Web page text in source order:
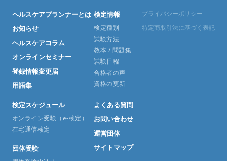
ヘルスケアプランナーとは
お知らせ
ヘルスケアコラム
オンラインセミナー
登録情報変更届
用語集
検定情報
検定種別
試験方法
教本 / 問題集
試験日程
合格者の声
資格の更新
検定スケジュール
オンライン受験（e-検定）
在宅通信検定
団体受験
よくある質問
お問い合わせ
運営団体
サイトマップ
プライバシーポリシー
特定商取引法に基づく表記